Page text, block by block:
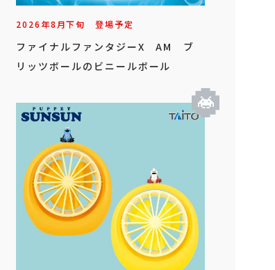
2026年8月下旬 登場予定
ファイナルファンタジーX AM ブ
リッツボールのビニールボール